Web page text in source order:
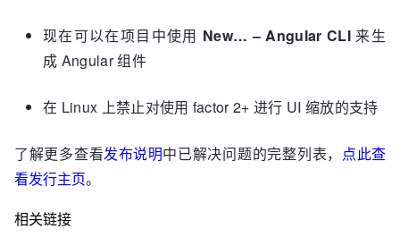
现在可以在项目中使用 New… – Angular CLI 来生
成 Angular 组件
在 Linux 上禁止对使用 factor 2+ 进行 UI 缩放的支持
了解更多查看发布说明中已解决问题的完整列表， 点此查
看发行主页。
相关链接